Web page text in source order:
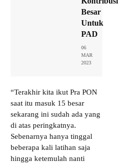
Besar
Untuk
PAD
06
MAR
2023
“Terakhir kita ikut Pra PON
saat itu masuk 15 besar
sekarang ini sudah ada yang
di atas peringkatnya.
Sebenarnya hanya tinggal
beberapa kali latihan saja
hingga ketemulah nanti